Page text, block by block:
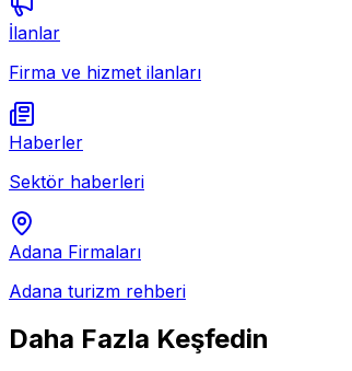
İlanlar
Firma ve hizmet ilanları
Haberler
Sektör haberleri
Adana Firmaları
Adana turizm rehberi
Daha Fazla Keşfedin